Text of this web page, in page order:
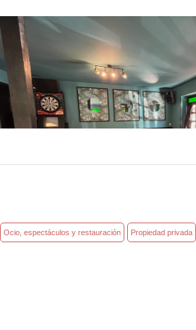
Ocio, espectáculos y restauración Propiedad privada